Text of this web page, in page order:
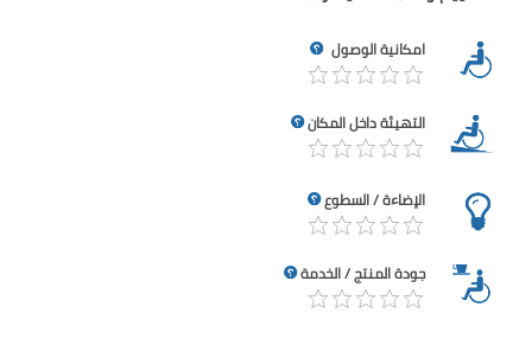
امكانية الوصول
التهيئة داخل المكان
الإضاءة / السطوع
جودة المنتج / الخدمة